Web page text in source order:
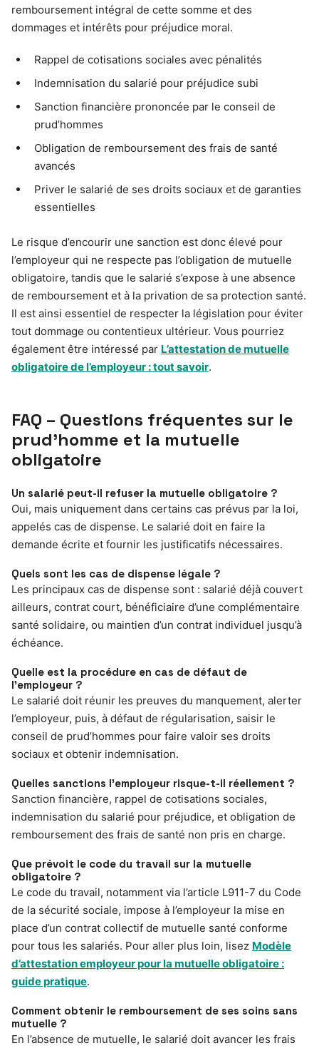
remboursement intégral de cette somme et des
dommages et intérêts pour préjudice moral.
Rappel de cotisations sociales avec pénalités
Indemnisation du salarié pour préjudice subi
Sanction financière prononcée par le conseil de
prud’hommes
Obligation de remboursement des frais de santé
avancés
Priver le salarié de ses droits sociaux et de garanties
essentielles
Le risque d’encourir une sanction est donc élevé pour
l’employeur qui ne respecte pas l’obligation de mutuelle
obligatoire, tandis que le salarié s’expose à une absence
de remboursement et à la privation de sa protection santé.
Il est ainsi essentiel de respecter la législation pour éviter
tout dommage ou contentieux ultérieur. Vous pourriez
également être intéressé par L’attestation de mutuelle
obligatoire de l’employeur : tout savoir.
FAQ – Questions fréquentes sur le
prud’homme et la mutuelle
obligatoire
Un salarié peut-il refuser la mutuelle obligatoire ?
Oui, mais uniquement dans certains cas prévus par la loi,
appelés cas de dispense. Le salarié doit en faire la
demande écrite et fournir les justificatifs nécessaires.
Quels sont les cas de dispense légale ?
Les principaux cas de dispense sont : salarié déjà couvert
ailleurs, contrat court, bénéficiaire d’une complémentaire
santé solidaire, ou maintien d’un contrat individuel jusqu’à
échéance.
Quelle est la procédure en cas de défaut de
l’employeur ?
Le salarié doit réunir les preuves du manquement, alerter
l’employeur, puis, à défaut de régularisation, saisir le
conseil de prud’hommes pour faire valoir ses droits
sociaux et obtenir indemnisation.
Quelles sanctions l’employeur risque-t-il réellement ?
Sanction financière, rappel de cotisations sociales,
indemnisation du salarié pour préjudice, et obligation de
remboursement des frais de santé non pris en charge.
Que prévoit le code du travail sur la mutuelle
obligatoire ?
Le code du travail, notamment via l’article L911-7 du Code
de la sécurité sociale, impose à l’employeur la mise en
place d’un contrat collectif de mutuelle santé conforme
pour tous les salariés. Pour aller plus loin, lisez Modèle
d’attestation employeur pour la mutuelle obligatoire :
guide pratique.
Comment obtenir le remboursement de ses soins sans
mutuelle ?
En l’absence de mutuelle, le salarié doit avancer les frais